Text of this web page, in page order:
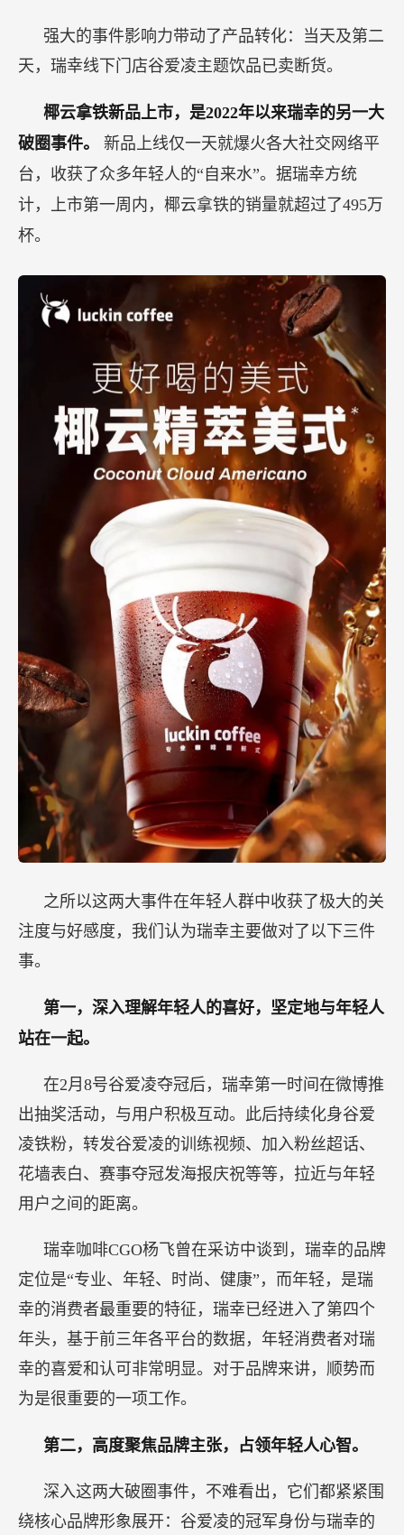
强大的事件影响力带动了产品转化：当天及第二
天，瑞幸线下门店谷爱凌主题饮品已卖断货。
椰云拿铁新品上市，是2022年以来瑞幸的另一大
破圈事件。 新品上线仅一天就爆火各大社交网络平
台，收获了众多年轻人的“自来水”。据瑞幸方统
计，上市第一周内，椰云拿铁的销量就超过了495万
杯。
之所以这两大事件在年轻人群中收获了极大的关
注度与好感度，我们认为瑞幸主要做对了以下三件
事。
第一，深入理解年轻人的喜好，坚定地与年轻人
站在一起。
在2月8号谷爱凌夺冠后，瑞幸第一时间在微博推
出抽奖活动，与用户积极互动。此后持续化身谷爱
凌铁粉，转发谷爱凌的训练视频、加入粉丝超话、
花墙表白、赛事夺冠发海报庆祝等等，拉近与年轻
用户之间的距离。
瑞幸咖啡CGO杨飞曾在采访中谈到，瑞幸的品牌
定位是“专业、年轻、时尚、健康”，而年轻，是瑞
幸的消费者最重要的特征，瑞幸已经进入了第四个
年头，基于前三年各平台的数据，年轻消费者对瑞
幸的喜爱和认可非常明显。对于品牌来讲，顺势而
为是很重要的一项工作。
第二，高度聚焦品牌主张，占领年轻人心智。
深入这两大破圈事件，不难看出，它们都紧紧围
绕核心品牌形象展开：谷爱凌的冠军身份与瑞幸的